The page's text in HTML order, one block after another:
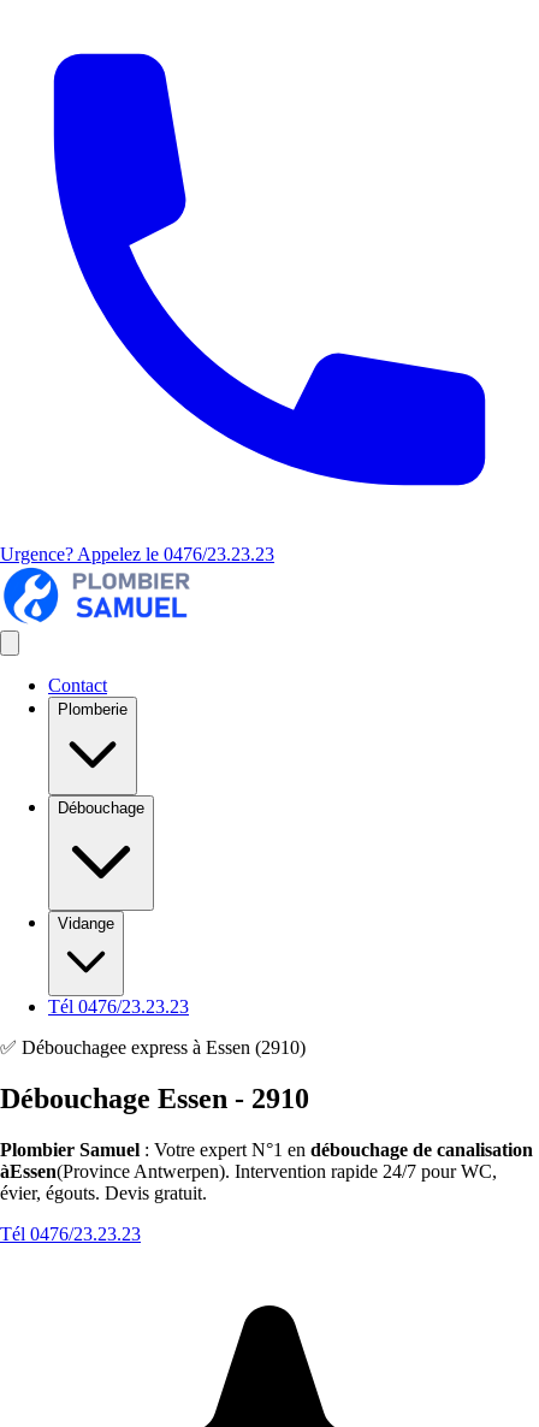
Urgence? Appelez le 0476/23.23.23
Contact
Plomberie
Débouchage
Vidange
Tél 0476/23.23.23
✅ Débouchagee express à Essen (2910)
Débouchage Essen - 2910
Plombier Samuel : Votre expert N°1 en débouchage de canalisation
àEssen(Province Antwerpen). Intervention rapide 24/7 pour WC,
évier, égouts. Devis gratuit.
Tél 0476/23.23.23